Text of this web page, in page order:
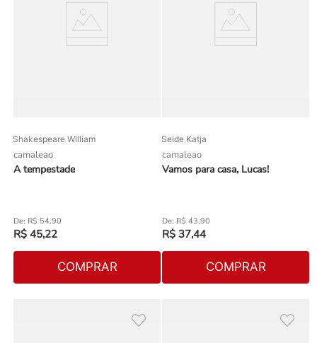
Shakespeare William
camaleao
A tempestade
R$ 54,90
R$ 45,22
COMPRAR
Seide Katja
camaleao
Vamos para casa, Lucas!
R$ 43,90
R$ 37,44
COMPRAR